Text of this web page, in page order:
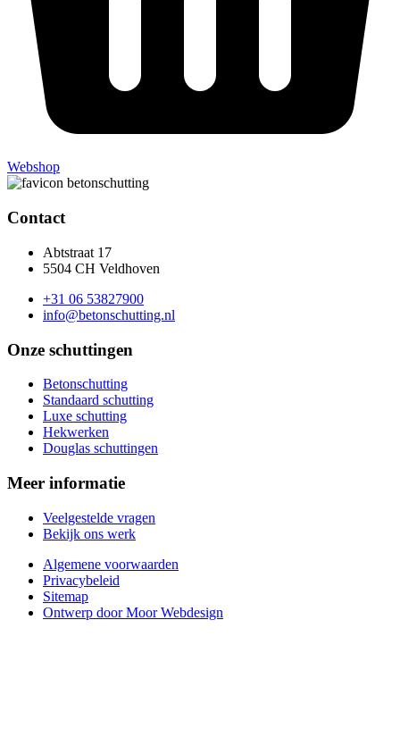
Webshop
Contact
Abtstraat 17
5504 CH Veldhoven
+31 06 53827900
info@betonschutting.nl
Onze schuttingen
Betonschutting
Standaard schutting
Luxe schutting
Hekwerken
Douglas schuttingen
Meer informatie
Veelgestelde vragen
Bekijk ons werk
Algemene voorwaarden
Privacybeleid
Sitemap
Ontwerp door Moor Webdesign